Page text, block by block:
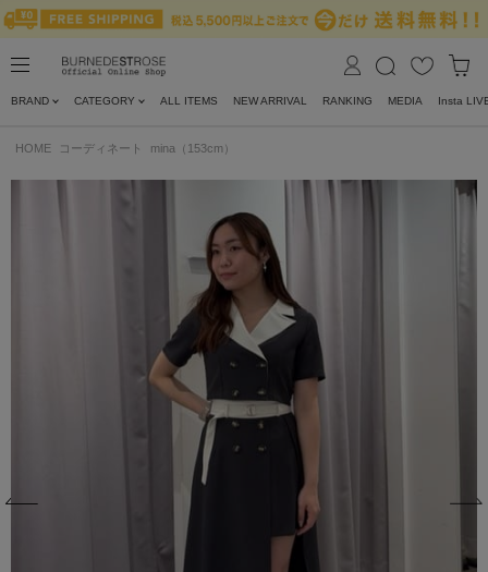
BRAND CATEGORY ALL ITEMS NEW ARRIVAL RANKING MEDIA Insta
HOME コーディネート mina（153cm）